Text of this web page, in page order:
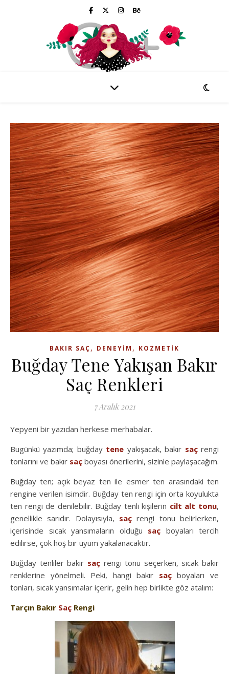
BAKIR SAÇ, DENEYIM , KOZMETIK
Buğday Tene Yakışan Bakır
Saç Renkleri
7 Aralık 2021
Yepyeni bir yazıdan herkese merhabalar.
Bugünkü yazımda; buğday tene yakışacak, bakır saçrengi
tonlarını ve bakır saç boyası önerilerini, sizinle paylaşacağım.
Buğday ten; açık beyaz ten ile esmer ten arasındaki ten
rengine verilen isimdir. Buğday ten rengi için orta koyulukta
ten rengi de denilebilir. Buğday tenli kişilerin cilt alt tonu,
genellikle sarıdır. Dolayısıyla, saç rengi tonu belirlerken,
içerisinde sıcak yansımaların olduğu saç boyaları tercih
edilirse, çok hoş bir uyum yakalanacaktır.
Buğday tenliler bakır saçrengi tonu seçerken, sıcak bakır
renklerine yönelmeli. Peki, hangi bakır saçboyaları ve
tonları, sıcak yansımalar içerir, gelin hep birlikte göz atalım:
Tarçın Bakır Saç Rengi